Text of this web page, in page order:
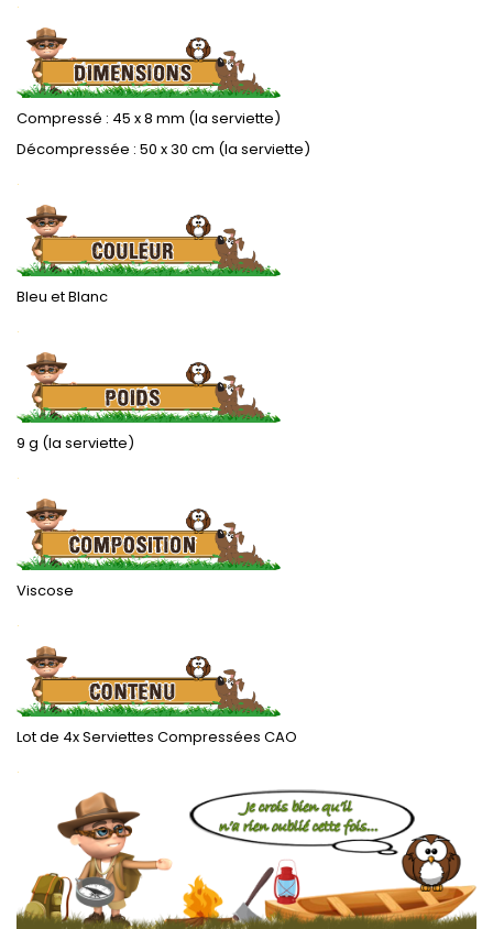
Compressé : 45 x 8 mm (la serviette)
Décompressée : 50 x 30 cm (la serviette)
.
Bleu et Blanc
.
9 g (la serviette)
.
Viscose
.
Lot de 4x Serviettes Compressées CAO
.